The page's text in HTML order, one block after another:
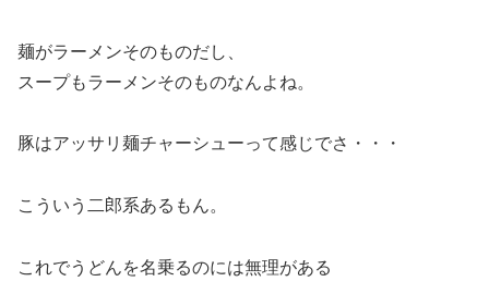
麺がラーメンそのものだし、
スープもラーメンそのものなんよね。
豚はアッサリ麺チャーシューって感じでさ・・・
こういう二郎系あるもん。
これでうどんを名乗るのには無理がある